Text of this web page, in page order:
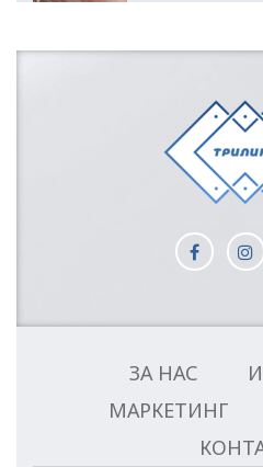
ЗА НАС
МАРКЕТИНГ